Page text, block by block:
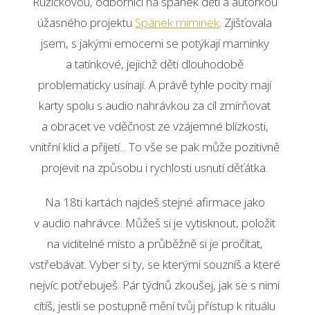
úžasného projektu Spánek miminek. Zjišťovala
jsem, s jakými emocemi se potýkají maminky
a tatínkové, jejichž děti dlouhodobě
problematicky usínají. A právě tyhle pocity mají
karty spolu s audio nahrávkou za cíl zmírňovat
a obracet ve vděčnost ze vzájemné blízkosti,
vnitřní klid a přijetí... To vše se pak může pozitivně
projevit na způsobu i rychlosti usnutí děťátka.
Na 18ti kartách najdeš stejné afirmace jako
v audio nahrávce. Můžeš si je vytisknout, položit
na viditelné místo a průběžně si je pročítat,
vstřebávat. Vyber si ty, se kterými souzníš a které
nejvíc potřebuješ. Pár týdnů zkoušej, jak se s nimi
cítíš, jestli se postupně mění tvůj přístup k rituálu